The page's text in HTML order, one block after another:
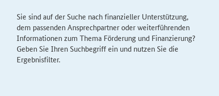
Sie sind auf der Suche nach finanzieller Unterstützung,
dem passenden Ansprechpartner oder weiterführenden
Informationen zum Thema Förderung und Finanzierung?
Geben Sie Ihren Suchbegriff ein und nutzen Sie die
Ergebnisfilter.